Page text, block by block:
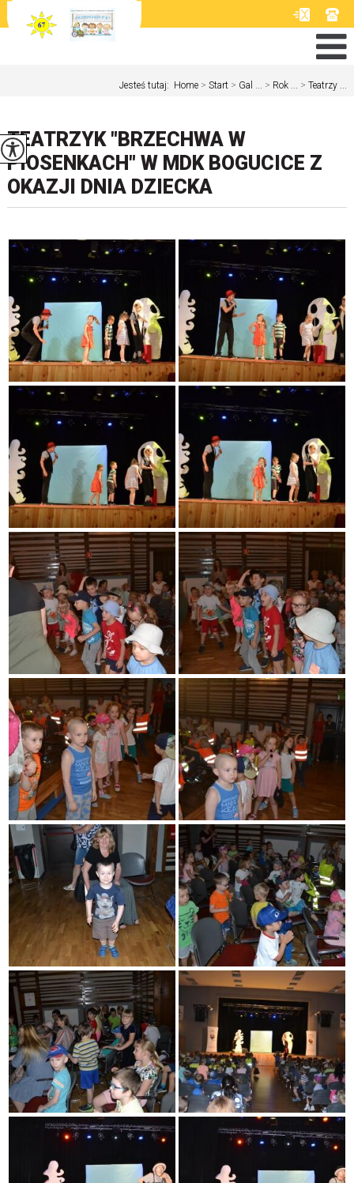
Jesteś tutaj: Home > Start > Gal ... > Rok ... > Teatrzy ...
TEATRZYK "BRZECHWA W
PIOSENKACH" W MDK BOGUCICE Z
OKAZJI DNIA DZIECKA